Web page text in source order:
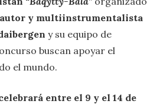
y multiinstrumentalista
y su equipo de
buscan apoyar el
el mundo.
entre el 9 y el 14 de